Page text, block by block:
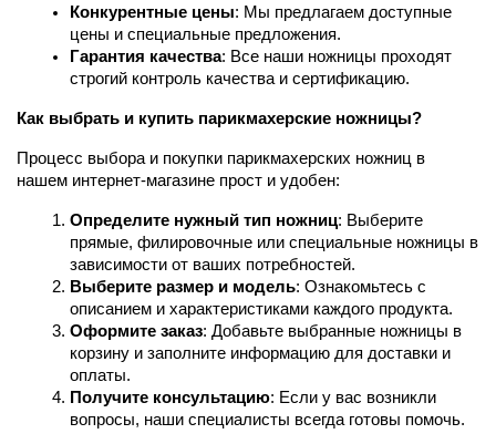
Конкурентные цены: Мы предлагаем доступные
цены и специальные предложения.
Гарантия качества: Все наши ножницы проходят
строгий контроль качества и сертификацию.
Как выбрать и купить парикмахерские ножницы?
Процесс выбора и покупки парикмахерских ножниц в
нашем интернет-магазине прост и удобен:
Определите нужный тип ножниц: Выберите
прямые, филировочные или специальные ножницы в
зависимости от ваших потребностей.
Выберите размер и модель: Ознакомьтесь с
описанием и характеристиками каждого продукта.
Оформите заказ: Добавьте выбранные ножницы в
корзину и заполните информацию для доставки и
оплаты.
Получите консультацию: Если у вас возникли
вопросы, наши специалисты всегда готовы помочь.